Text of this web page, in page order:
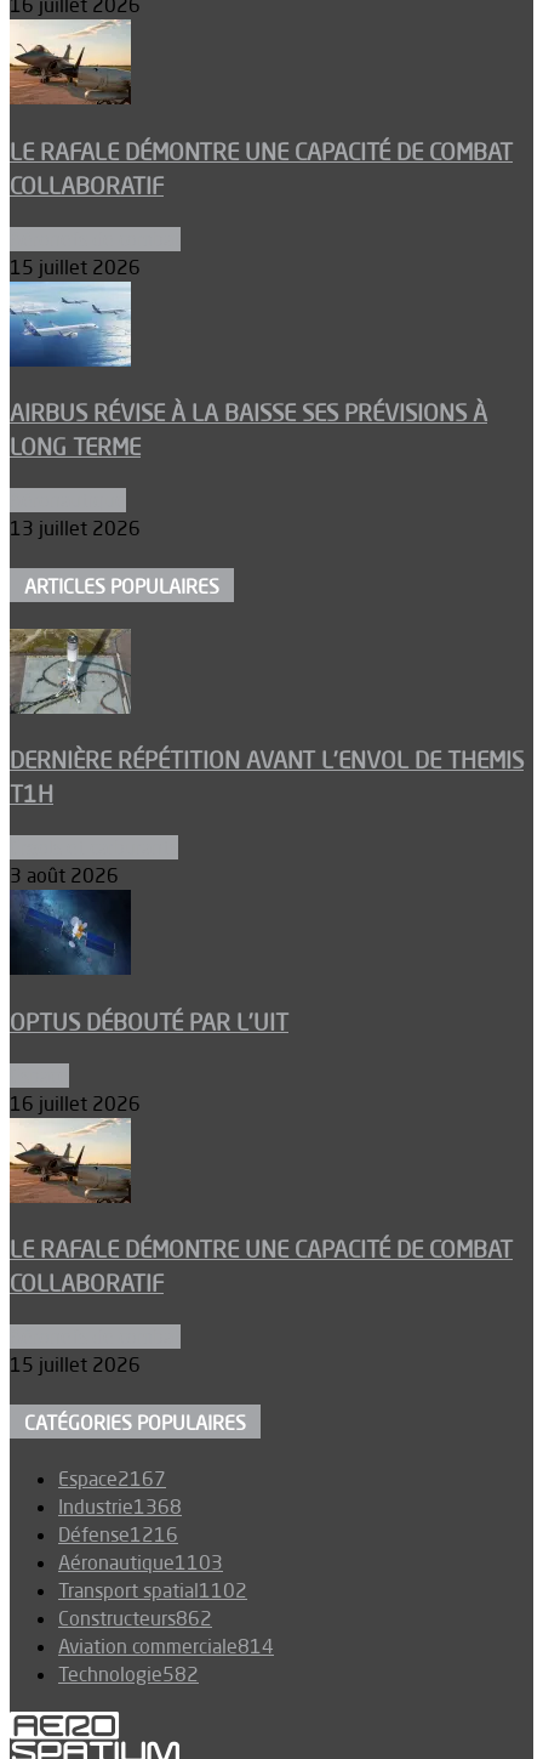
16 juillet 2026
LE RAFALE DÉMONTRE UNE CAPACITÉ DE COMBAT
COLLABORATIF
15 juillet 2026
AIRBUS RÉVISE À LA BAISSE SES PRÉVISIONS À
LONG TERME
13 juillet 2026
ARTICLES POPULAIRES
DERNIÈRE RÉPÉTITION AVANT L’ENVOL DE THEMIS
T1H
3 août 2026
OPTUS DÉBOUTÉ PAR L’UIT
16 juillet 2026
LE RAFALE DÉMONTRE UNE CAPACITÉ DE COMBAT
COLLABORATIF
15 juillet 2026
CATÉGORIES POPULAIRES
Espace2167
Industrie1368
Défense1216
Aéronautique1103
Transport spatial1102
Constructeurs862
Aviation commerciale814
Technologie582